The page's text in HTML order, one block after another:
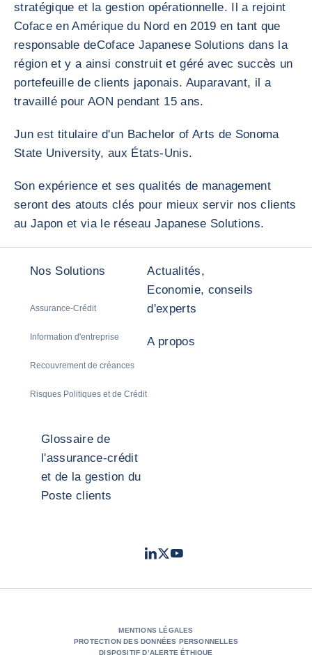
stratégique et la gestion opérationnelle. Il a rejoint
Coface en Amérique du Nord en 2019 en tant que
responsable deCoface Japanese Solutions dans la
région et y a ainsi construit et géré avec succès un
portefeuille de clients japonais. Auparavant, il a
travaillé pour AON pendant 15 ans.
Jun est titulaire d'un Bachelor of Arts de Sonoma
State University, aux États-Unis.
Son expérience et ses qualités de management
seront des atouts clés pour mieux servir nos clients
au Japon et via le réseau Japanese Solutions.
Nos Solutions
Assurance-Crédit
Information d'entreprise
Recouvrement de créances
Risques Politiques et de Crédit
Actualités,
Economie, conseils
d'experts
A propos
Glossaire de
l'assurance-crédit
et de la gestion du
Poste clients
LinkedIn
TwitterYoutube
MENTIONS LÉGALES
PROTECTION DES DONNÉES PERSONNELLES
DISPOSITIF D’ALERTE ÉTHIQUE